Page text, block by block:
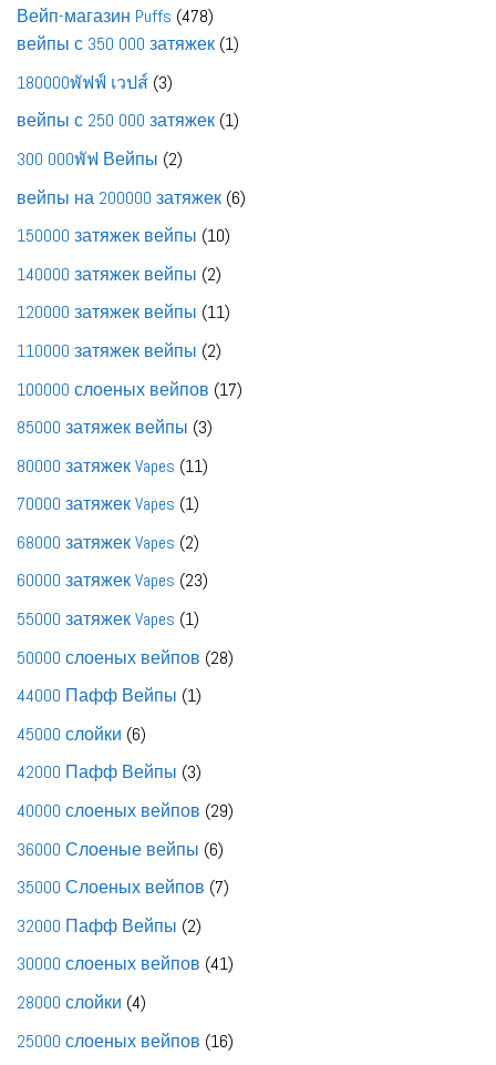
Вейп-магазин Puffs 478478
товаров
вейпы с 350 000 затяжек 11
180000พัฟฟ์ เวปส์ 33
товара
вейпы с 250 000 затяжек 11
300 000พัฟ Вейпы 22
товара
вейпы на 200000 затяжек 66
150000 затяжек вейпы 1010
140000 затяжек вейпы 22
товара
120000 затяжек вейпы 1111
110000 затяжек вейпы 22
товара
100000 слоеных вейпов 1717
85000 затяжек вейпы 33
80000 затяжек Vapes 1111
70000 затяжек Vapes 11
товар
68000 затяжек Vapes 22
товара
60000 затяжек Vapes 2323
55000 затяжек Vapes 11
товар
50000 слоеных вейпов 2828
44000 Пафф Вейпы 11
45000 слойки 66
товаров
42000 Пафф Вейпы 33
товара
40000 слоеных вейпов 2929
36000 Слоеные вейпы 66
товаров
35000 Слоеных вейпов 77
32000 Пафф Вейпы 22
товара
30000 слоеных вейпов 4141
28000 слойки 44
товара
25000 слоеных вейпов 1616